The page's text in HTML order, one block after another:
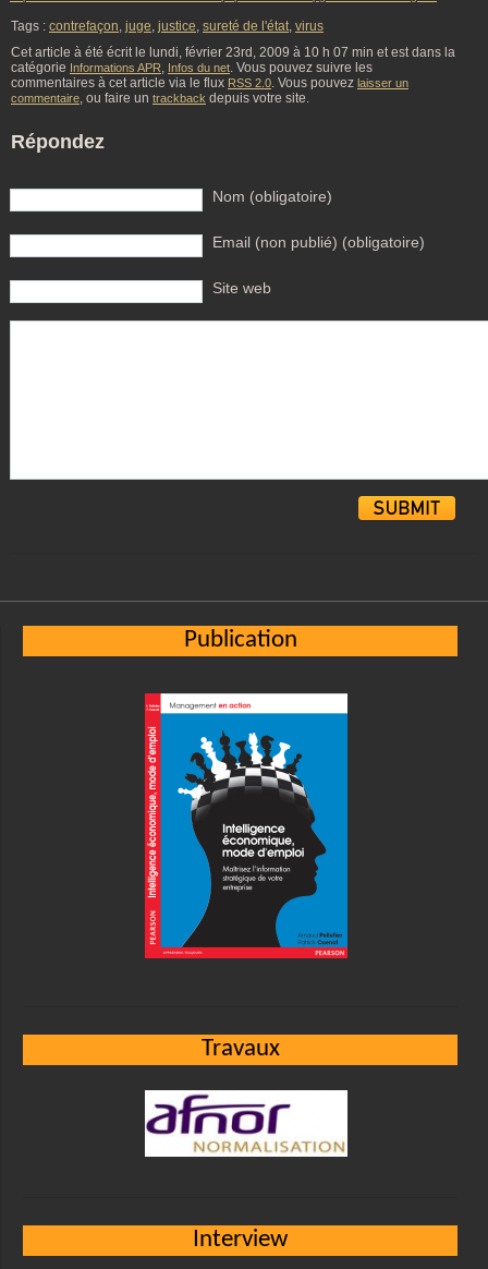
Tags : contrefaçon, juge, justice, sureté de l'état, virus
Cet article à été écrit le lundi, février 23rd, 2009 à 10 h 07 min et est dans la
catégorie Informations APR, Infos du net. Vous pouvez suivre les
commentaires à cet article via le flux RSS 2.0. Vous pouvez laisser un
commentaire, ou faire un trackback depuis votre site.
Répondez
Nom (obligatoire)
Email (non publié) (obligatoire)
Site web
Publication
Travaux
Interview